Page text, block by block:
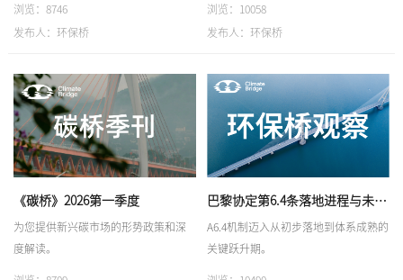
浏览：8746
发布人：环保桥
浏览：10058
发布人：环保桥
《碳桥》2026第一季度
为您提供新兴碳市场的形势政策和深
度解读。
巴黎协定第6.4条落地进程与未来展望
A6.4机制迈入从初步落地到体系成熟的
关键跃升期。